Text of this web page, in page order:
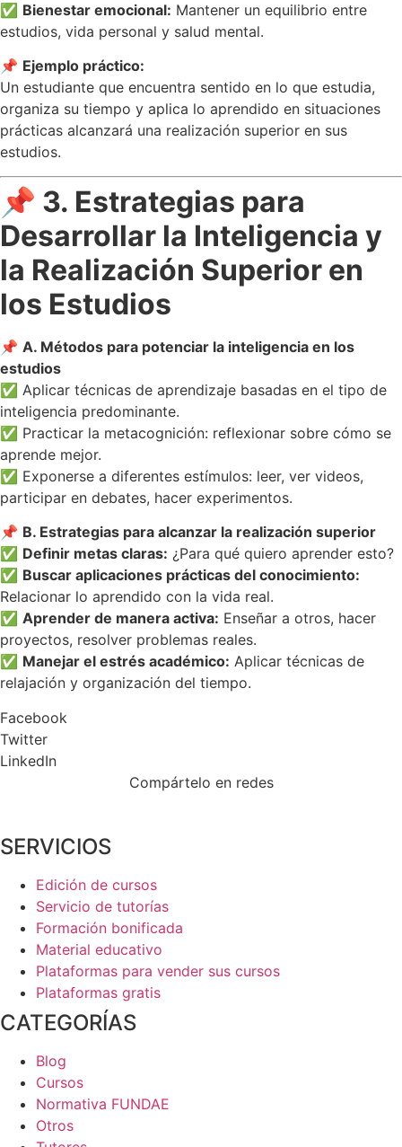
✅ Bienestar emocional: Mantener un equilibrio entre
estudios, vida personal y salud mental.
📌 Ejemplo práctico:
Un estudiante que encuentra sentido en lo que estudia,
organiza su tiempo y aplica lo aprendido en situaciones
prácticas alcanzará una realización superior en sus
estudios.
📌 3. Estrategias para
Desarrollar la Inteligencia y
la Realización Superior en
los Estudios
📌 A. Métodos para potenciar la inteligencia en los
estudios
✅ Aplicar técnicas de aprendizaje basadas en el tipo de
inteligencia predominante.
✅ Practicar la metacognición: reflexionar sobre cómo se
aprende mejor.
✅ Exponerse a diferentes estímulos: leer, ver videos,
participar en debates, hacer experimentos.
📌 B. Estrategias para alcanzar la realización superior
✅ Definir metas claras: ¿Para qué quiero aprender esto?
✅ Buscar aplicaciones prácticas del conocimiento:
Relacionar lo aprendido con la vida real.
✅ Aprender de manera activa: Enseñar a otros, hacer
proyectos, resolver problemas reales.
✅ Manejar el estrés académico: Aplicar técnicas de
relajación y organización del tiempo.
Facebook
Twitter
LinkedIn
Compártelo en redes
SERVICIOS
Edición de cursos
Servicio de tutorías
Formación bonificada
Material educativo
Plataformas para vender sus cursos
Plataformas gratis
CATEGORÍAS
Blog
Cursos
Normativa FUNDAE
Otros